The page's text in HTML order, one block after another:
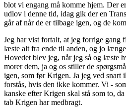
blot vi engang må komme hjem. Der
udlov i denne tid, idag gik der en
går af når de er tilbage igen, og de
Jeg har vist fortalt, at jeg forrige gang
læste alt fra ende til anden, og jo
Hovedet blev jeg, når jeg så og læste
morer dem, ja og os stiller de
igen, som før Krigen. Ja jeg ved snart
forstås, hvis den ikke kommer. Vi -
kanske efter Krigen skal stå som to,
tab Krigen har medbragt.